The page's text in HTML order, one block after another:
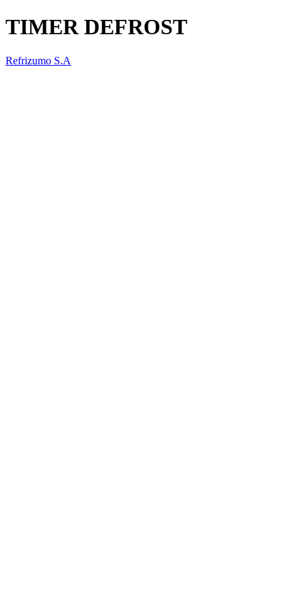
TIMER DEFROST
Refrizumo S.A